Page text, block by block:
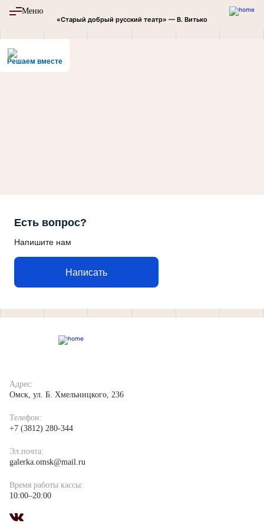
Меню
«Старый добрый русский театр» — В. Витько
Пушкинская
Версия для
слабовидящих
АФИША
ТЕАТР
карта
Поддержи
театр
Пройдите
опрос
Решаем вместе
Есть вопрос?
Напишите нам
Написать
Адрес:
Омск, ул. Б. Хмельницкого, 236
Телефон:
+7 (3812) 280-344
Эл.почта:
galerka.omsk@mail.ru
Время работы кассы:
10:00–20:00